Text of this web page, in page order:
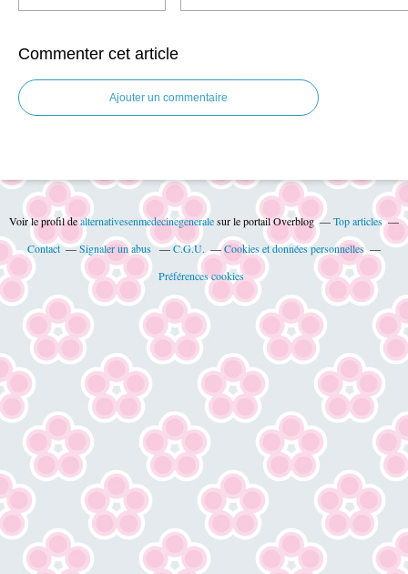
Commenter cet article
Ajouter un commentaire
Voir le profil dealternativesenmedecinegeneralesur le portail Overblog
Top articles
Contact
Signaler un abus C.G.U.
Cookies et données personnelles
Préférences cookies